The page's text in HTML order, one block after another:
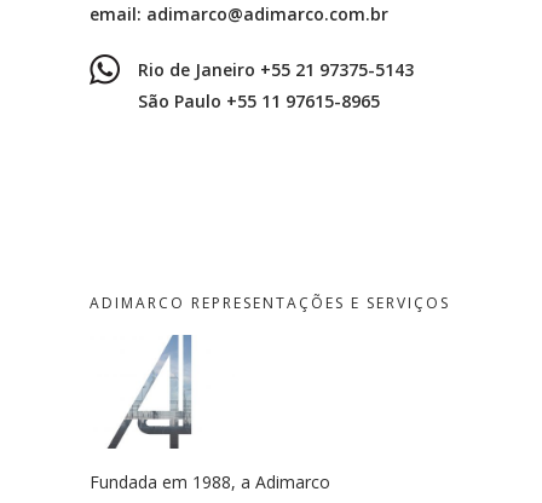
email: adimarco@adimarco.com.br
Rio de Janeiro +55 21 97375-5143
São Paulo +55 11 97615-8965
ADIMARCO REPRESENTAÇÕES E SERVIÇOS
Fundada em 1988, a Adimarco